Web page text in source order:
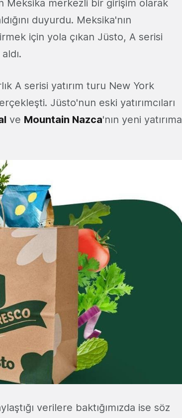
Meksika merkezli bir girişim olarak
duyurdu. Meksika'nın
için yola çıkan Jüsto, A serisi
A serisi yatırım turu New York
Jüsto'nun eski yatırımcıları
ve Mountain Nazca'nın yeni yatırıma
verilere baktığımızda ise söz